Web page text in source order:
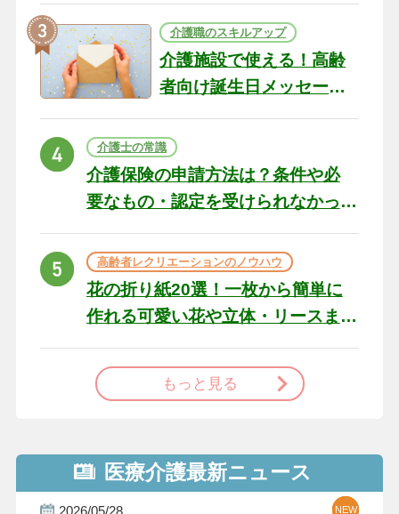
介護職のスキルアップ
介護施設で使える！高齢
者向け誕生日メッセージ
ト
介護士の常識
介護保険の申請方法は？条件や必
要なもの・認定を受けられなかっ
高齢者レクリエーションのノウハウ
花の折り紙20選！一枚から簡単に
作れる可愛い花や立体・リースま
もっと見る
医療介護最新ニュース
2026/05/28 NEW
NEW
NEW